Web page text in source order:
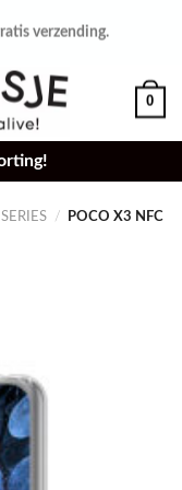
verzonden.
0
/ POCO X3 NFC